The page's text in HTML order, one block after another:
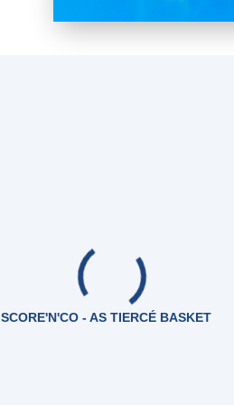
SCORE'N'CO - AS TIERCÉ BASKET